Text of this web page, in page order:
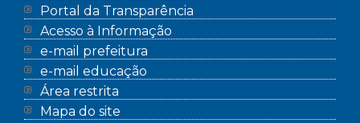
Portal da Transparência
Acesso à Informação
e-mail prefeitura
e-mail educação
Área restrita
Mapa do site